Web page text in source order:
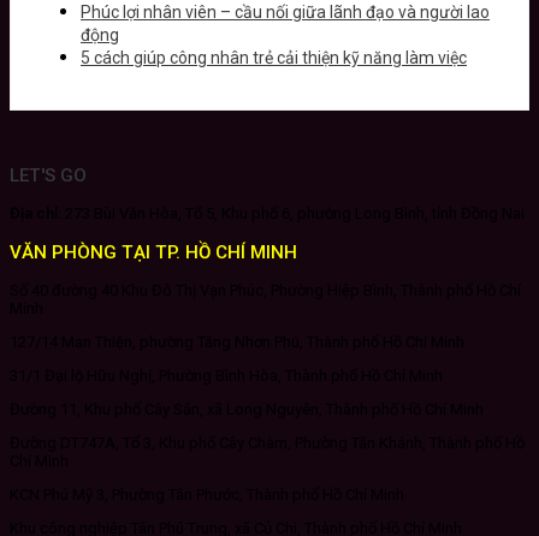
Phúc lợi nhân viên – cầu nối giữa lãnh đạo và người lao
động
5 cách giúp công nhân trẻ cải thiện kỹ năng làm việc
LET'S GO
VĂN PHÒNG TẠI TP. HỒ CHÍ MINH